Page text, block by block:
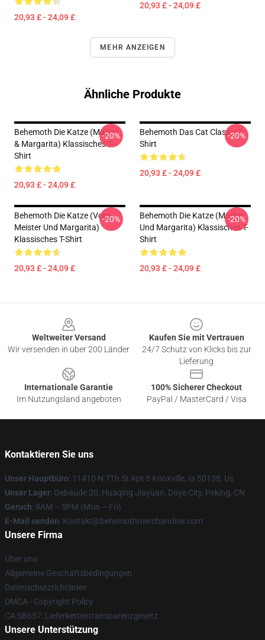
20,93 £ - 24,09 £
20,93 £ - 24,09 £
MEHR ANZEIGEN
Ähnliche Produkte
Behemoth Die Katze (Master
& Margarita) Klassisches T-
Shirt
20,93 £ - 24,09 £
-20%
Behemoth Das Cat Classic T-
Shirt
20,93 £ - 24,09 £
-20%
Behemoth Die Katze (vom
Meister Und Margarita)
Klassisches T-Shirt
20,93 £ - 24,09 £
-20%
Behemoth Die Katze (Master
Und Margarita) Klassisches T-
Shirt
20,93 £ - 24,09 £
-20%
Weltweiter Versand
Wir versenden in über 200 Länder
Kaufen Sie mit Vertrauen
24/7 Schutz von Klicks bis zur
Lieferung
Internationale Garantie
Im Nutzungsland angeboten
100% Sicherer Checkout
PayPal / MasterCard / Visa
Kontaktieren Sie uns
Unser Hauptbüro: 11410 N 7Th St Apt 5 Knoxville, Ia 50138, Us
Unser Lager: Gebäude 20, Huaqing Jiayuan, Daye City, Peking, CN
Geruch: 9AM – 5PM (Mon – Fri)
E-Mail senden: Kontakt@behemothmerchandise.com
Unsere Firma
Über uns
Allgemeine Geschäftsbedingungen
Datenschutzrichtlinien
DMCA - Copyright Policy
CA SB657: Lieferkettentransparenzgesetz
Unsere Unterstützung